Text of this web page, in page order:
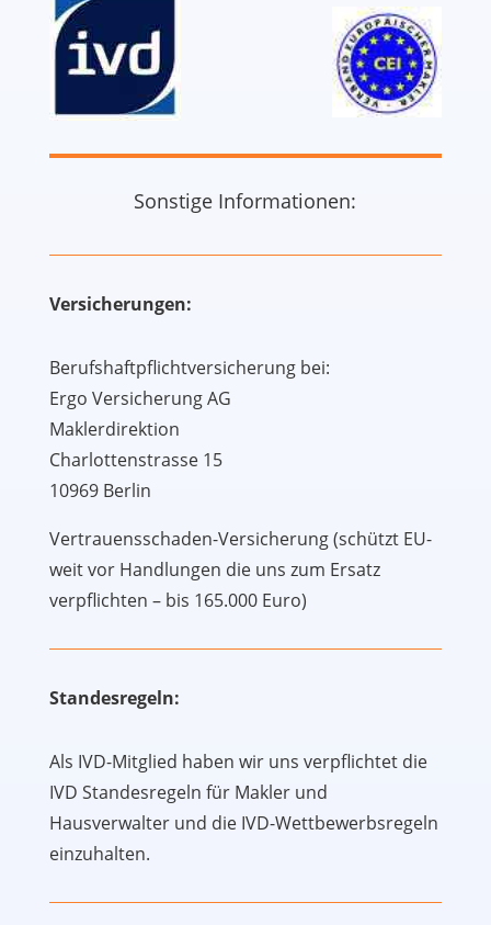
Sonstige Informationen:
Versicherungen:
Berufshaftpflichtversicherung bei:
Ergo Versicherung AG
Maklerdirektion
Charlottenstrasse 15
10969 Berlin
Vertrauensschaden-Versicherung (schützt EU-
weit vor Handlungen die uns zum Ersatz
verpflichten – bis 165.000 Euro)
Standesregeln:
Als IVD-Mitglied haben wir uns verpflichtet die
IVD Standesregeln für Makler und
Hausverwalter und die IVD-Wettbewerbsregeln
einzuhalten.